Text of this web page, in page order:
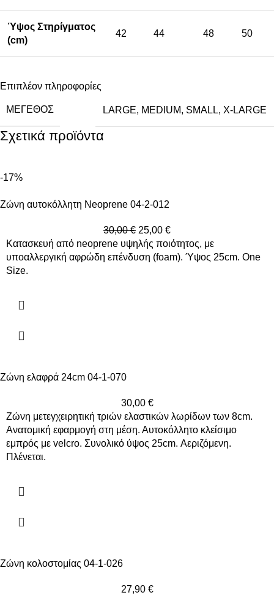
Ύψος Στηρίγματος
(cm)
42 44 48 50
Επιπλέον πληροφορίες
ΜΈΓΕΘΟΣ LARGE, MEDIUM, SMALL, X-LARGE
Σχετικά προϊόντα
-17%
Ζώνη αυτοκόλλητη Neoprene 04-2-012
30,00€ 25,00 €
Κατασκευή από neoprene υψηλής ποιότητος, με
υποαλλεργική αφρώδη επένδυση (foam). Ύψος 25cm. One
Size.
Ζώνη ελαφρά 24cm 04-1-070
30,00 €
Ζώνη μετεγχειρητική τριών ελαστικών λωρίδων των 8cm.
Ανατομική εφαρμογή στη μέση. Αυτοκόλλητο κλείσιμο
εμπρός με velcro. Συνολικό ύψος 25cm. Αεριζόμενη.
Πλένεται.
Ζώνη κολοστομίας 04-1-026
27,90 €